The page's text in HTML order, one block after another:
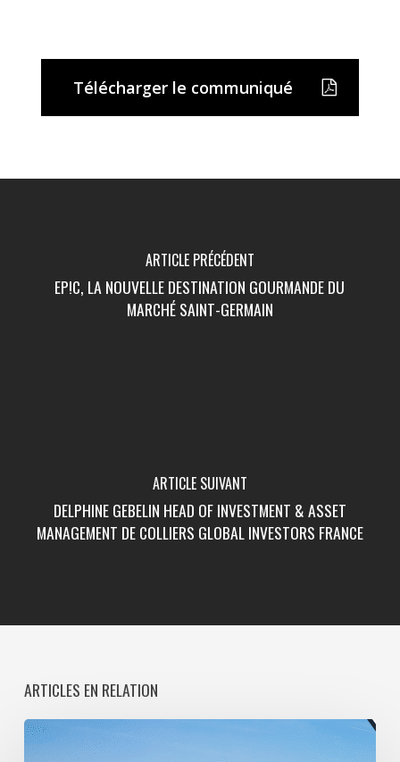
Télécharger le communiqué
ARTICLE PRÉCÉDENT
EP!C, LA NOUVELLE DESTINATION GOURMANDE DU
MARCHÉ SAINT-GERMAIN
ARTICLE SUIVANT
DELPHINE GEBELIN HEAD OF INVESTMENT & ASSET
MANAGEMENT DE COLLIERS GLOBAL INVESTORS FRANCE
ARTICLES EN RELATION
Paris
La